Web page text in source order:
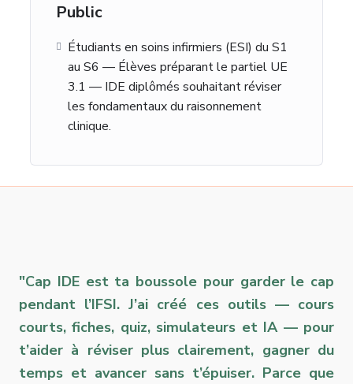
Public
Étudiants en soins infirmiers (ESI) du S1
au S6 — Élèves préparant le partiel UE
3.1 — IDE diplômés souhaitant réviser
les fondamentaux du raisonnement
clinique.
"Cap IDE est ta boussole pour garder le cap
pendant l’IFSI. J’ai créé ces outils — cours
courts, fiches, quiz, simulateurs et IA — pour
t’aider à réviser plus clairement, gagner du
temps et avancer sans t’épuiser. Parce que